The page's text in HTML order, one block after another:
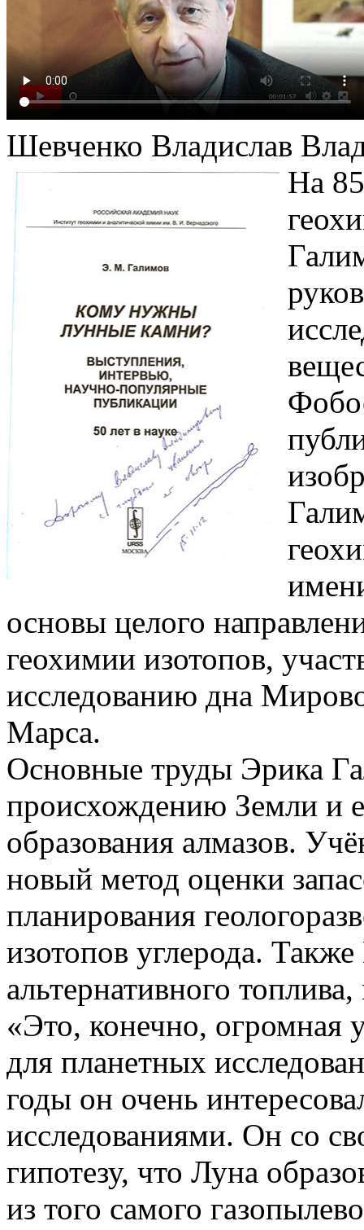
Шевченко Владислав
На
основы целого
геохимии изотопов,
исследованию дна
Марса.
Основные труды Эрика
происхождению Земли и
образования алмазов.
новый метод оценки
планирования
изотопов углерода.
альтернативного
«Это, конечно, огромная
для планетных
годы он очень
исследованиями. Он со
гипотезу, что Луна
из того самого